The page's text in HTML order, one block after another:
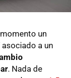
un
asociado a un
. Nada de